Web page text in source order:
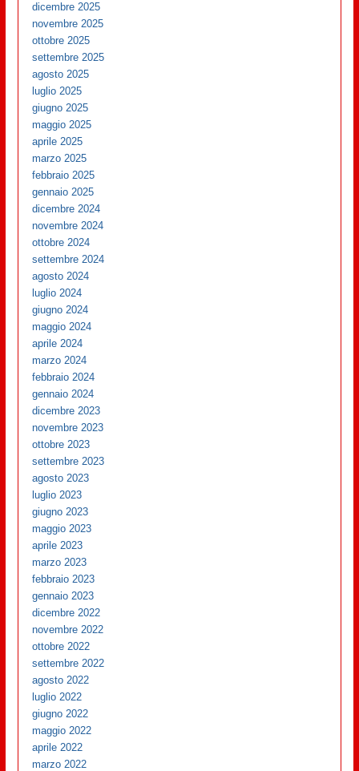
dicembre 2025
novembre 2025
ottobre 2025
settembre 2025
agosto 2025
luglio 2025
giugno 2025
maggio 2025
aprile 2025
marzo 2025
febbraio 2025
gennaio 2025
dicembre 2024
novembre 2024
ottobre 2024
settembre 2024
agosto 2024
luglio 2024
giugno 2024
maggio 2024
aprile 2024
marzo 2024
febbraio 2024
gennaio 2024
dicembre 2023
novembre 2023
ottobre 2023
settembre 2023
agosto 2023
luglio 2023
giugno 2023
maggio 2023
aprile 2023
marzo 2023
febbraio 2023
gennaio 2023
dicembre 2022
novembre 2022
ottobre 2022
settembre 2022
agosto 2022
luglio 2022
giugno 2022
maggio 2022
aprile 2022
marzo 2022